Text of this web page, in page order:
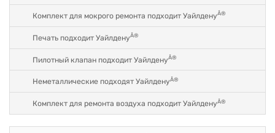
Комплект для мокрого ремонта подходит УайлденуÂ®
Печать подходит УайлденуÂ®
Пилотный клапан подходит УайлденуÂ®
Неметаллические подходят УайлденуÂ®
Комплект для ремонта воздуха подходит УайлденуÂ®